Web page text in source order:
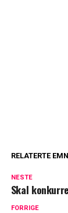
RELATERTE
NESTE
Skal
FORRIGE